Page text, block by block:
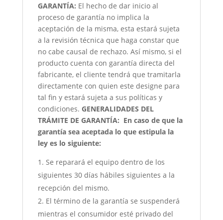
GARANTÍA: El hecho de dar inicio al
proceso de garantía no implica la
aceptación de la misma, esta estará sujeta
a la revisión técnica que haga constar que
no cabe causal de rechazo. Así mismo, si el
producto cuenta con garantía directa del
fabricante, el cliente tendrá que tramitarla
directamente con quien este designe para
tal fin y estará sujeta a sus políticas y
condiciones. GENERALIDADES DEL
TRÁMITE DE GARANTÍA: En caso de que la
garantía sea aceptada lo que estipula la
ley es lo siguiente:
Se reparará el equipo dentro de los
siguientes 30 días hábiles siguientes a la
recepción del mismo.
El término de la garantía se suspenderá
mientras el consumidor esté privado del